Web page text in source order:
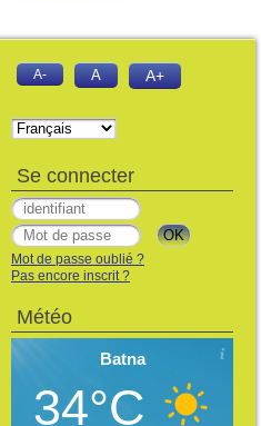
l' institut
A- A A+
Se connecter
Mot de passe oublié ?
Pas encore inscrit ?
Météo
Batna
34°C